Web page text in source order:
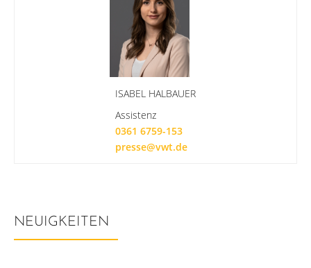
ISABEL HALBAUER
Assistenz
0361 6759-153
presse@vwt.de
NEUIGKEITEN